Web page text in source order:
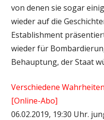
von denen sie sogar
wieder auf die
Establishment
wieder für
Behauptung, der Staat
Verschiedene
[Online-Abo]
06.02.2019, 19:30 Uhr.